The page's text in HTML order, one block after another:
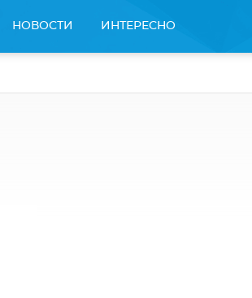
НОВОСТИ ИНТЕРЕСНО